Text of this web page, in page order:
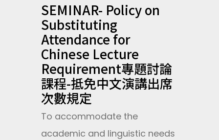
SEMINAR- Policy on
Substituting
Attendance for
Chinese Lecture
Requirement專題討論
課程-抵免中文演講出席
次數規定
To accommodate the
academic and linguistic needs